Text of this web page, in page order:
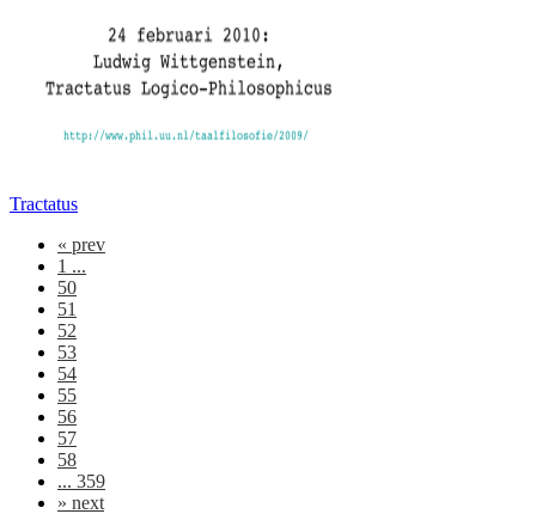
Tractatus
« prev
1 ...
50
51
52
53
54
55
56
57
58
... 359
» next